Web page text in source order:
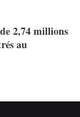
2,74 millions
au